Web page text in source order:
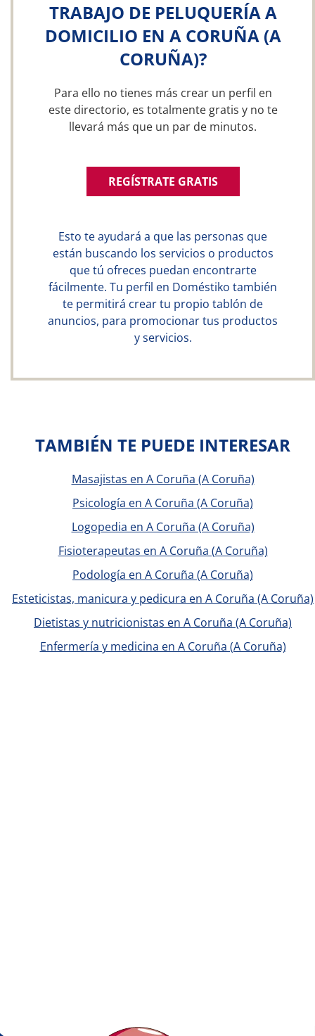
TRABAJO DE PELUQUERÍA A
DOMICILIO EN A CORUÑA (A
CORUÑA)?
Para ello no tienes más crear un perfil en
este directorio, es totalmente gratis y no te
llevará más que un par de minutos.
REGÍSTRATE GRATIS
Esto te ayudará a que las personas que
están buscando los servicios o productos
que tú ofreces puedan encontrarte
fácilmente. Tu perfil en Doméstiko también
te permitirá crear tu propio tablón de
anuncios, para promocionar tus productos
y servicios.
TAMBIÉN TE PUEDE INTERESAR
Masajistas en A Coruña (A Coruña)
Psicología en A Coruña (A Coruña)
Logopedia en A Coruña (A Coruña)
Fisioterapeutas en A Coruña (A Coruña)
Podología en A Coruña (A Coruña)
Esteticistas, manicura y pedicura en A Coruña (A Coruña)
Dietistas y nutricionistas en A Coruña (A Coruña)
Enfermería y medicina en A Coruña (A Coruña)